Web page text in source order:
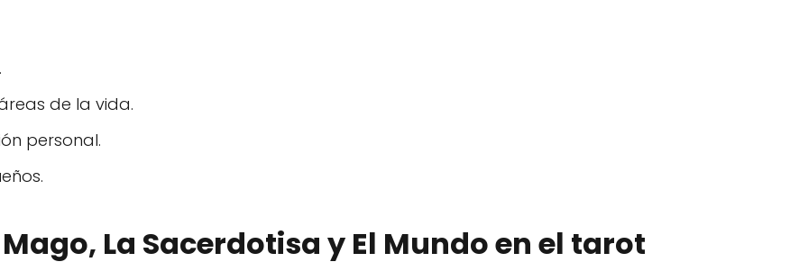
de la vida.
personal.
La Sacerdotisa y El Mundo en el tarot